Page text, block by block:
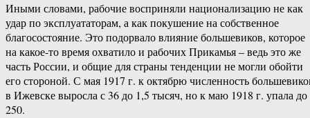
Иными словами, рабочие восприняли национализацию не как
удар по эксплуататорам, а как покушение на собственное
благосостояние. Это подорвало влияние большевиков, которое
на какое-то время охватило и рабочих Прикамья – ведь это же
часть России, и общие для страны тенденции не могли обойти
его стороной. С мая 1917 г. к октябрю численность
в Ижевске выросла с 36 до 1,5 тысяч, но к маю 1918 г. упала до
250.